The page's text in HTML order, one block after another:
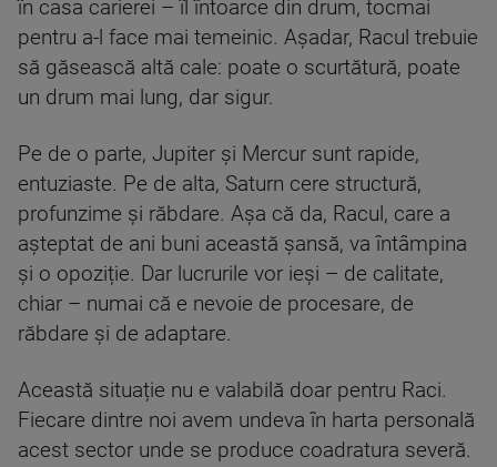
în casa carierei – îl întoarce din drum, tocmai
pentru a-l face mai temeinic. Așadar, Racul trebuie
să găsească altă cale: poate o scurtătură, poate
un drum mai lung, dar sigur.
Pe de o parte, Jupiter și Mercur sunt rapide,
entuziaste. Pe de alta, Saturn cere structură,
profunzime și răbdare. Așa că da, Racul, care a
așteptat de ani buni această șansă, va întâmpina
și o opoziție. Dar lucrurile vor ieși – de calitate,
chiar – numai că e nevoie de procesare, de
răbdare și de adaptare.
Această situație nu e valabilă doar pentru Raci.
Fiecare dintre noi avem undeva în harta personală
acest sector unde se produce coadratura severă.